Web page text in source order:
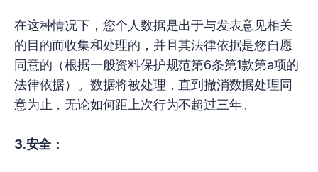
在这种情况下，您个人数据是出于与发表意见相关
的目的而收集和处理的，并且其法律依据是您自愿
同意的（根据一般资料保护规范第6条第1款第a项的
法律依据）。数据将被处理，直到撤消数据处理同
意为止，无论如何距上次行为不超过三年。
3.安全：